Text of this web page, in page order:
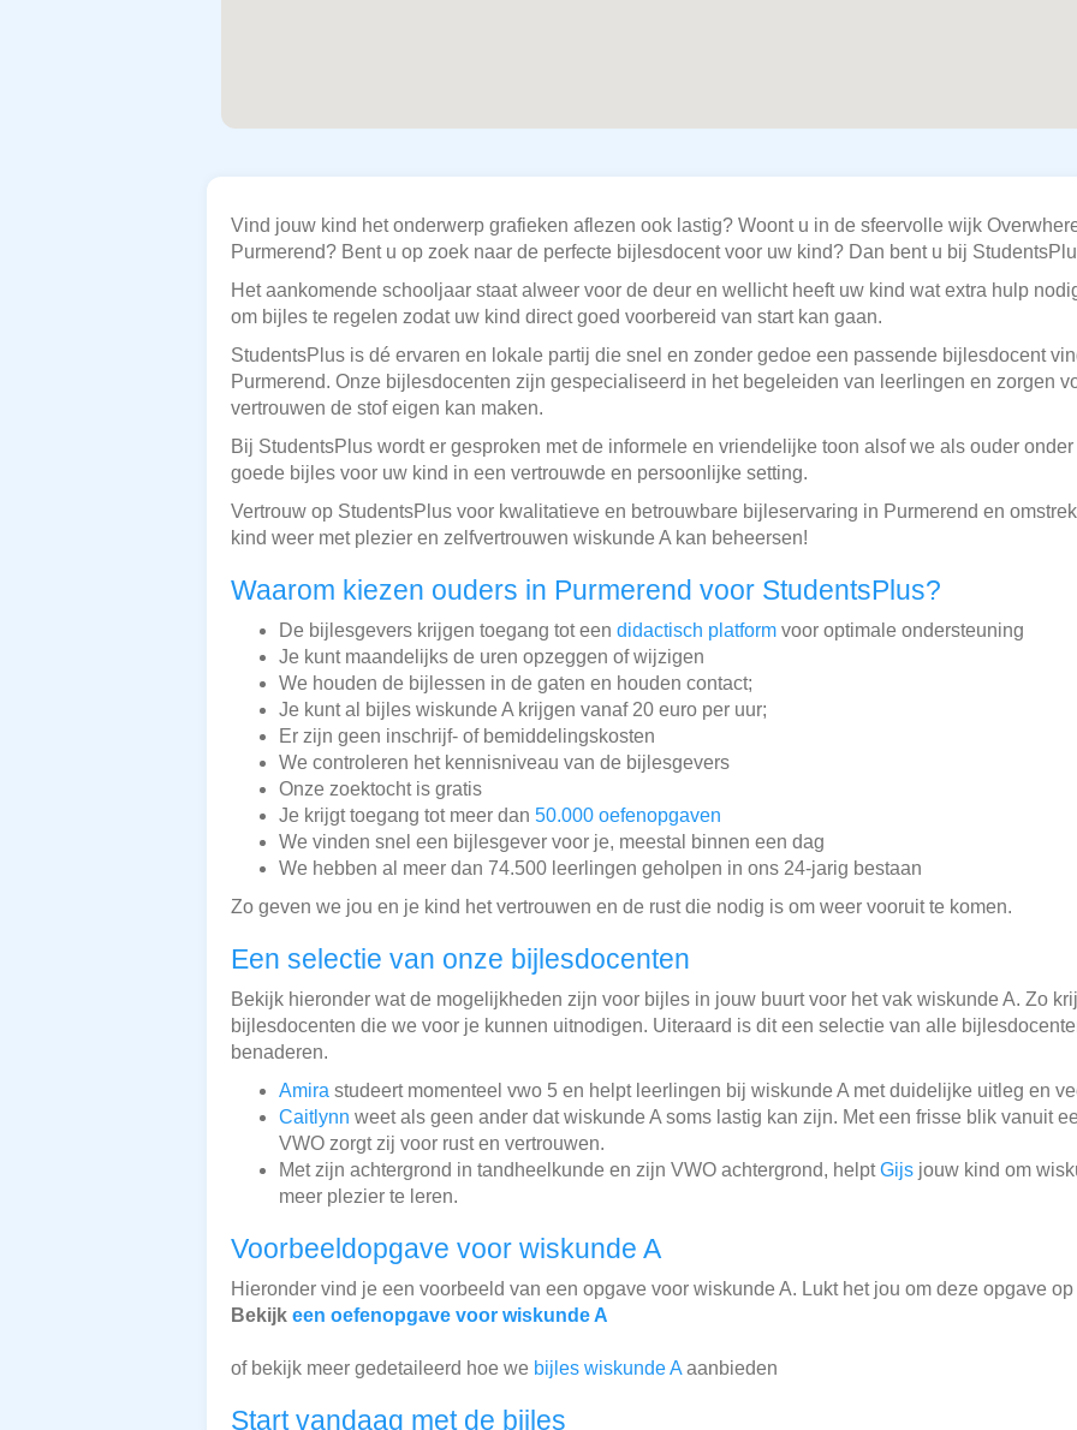
Vind jouw kind het onderwerp grafieken aflezen ook lastig? Woont u in de sfeervolle wijk
Purmerend? Bent u op zoek naar de perfecte bijlesdocent voor uw kind? Dan bent u bij
Het aankomende schooljaar staat alweer voor de deur en wellicht heeft uw kind wat extra hulp
om bijles te regelen zodat uw kind direct goed voorbereid van start kan gaan.
StudentsPlus is dé ervaren en lokale partij die snel en zonder gedoe een passende bijlesdocent
Purmerend. Onze bijlesdocenten zijn gespecialiseerd in het begeleiden van leerlingen en zorgen
vertrouwen de stof eigen kan maken.
Bij StudentsPlus wordt er gesproken met de informele en vriendelijke toon alsof we als ouder
goede bijles voor uw kind in een vertrouwde en persoonlijke setting.
Vertrouw op StudentsPlus voor kwalitatieve en betrouwbare bijleservaring in Purmerend en
kind weer met plezier en zelfvertrouwen wiskunde A kan beheersen!
Waarom kiezen ouders in Purmerend voor StudentsPlus?
De bijlesgevers krijgen toegang tot een didactisch platform voor optimale ondersteuning
Je kunt maandelijks de uren opzeggen of wijzigen
We houden de bijlessen in de gaten en houden contact;
Je kunt al bijles wiskunde A krijgen vanaf 20 euro per uur;
Er zijn geen inschrijf- of bemiddelingskosten
We controleren het kennisniveau van de bijlesgevers
Onze zoektocht is gratis
Je krijgt toegang tot meer dan 50.000 oefenopgaven
We vinden snel een bijlesgever voor je, meestal binnen een dag
We hebben al meer dan 74.500 leerlingen geholpen in ons 24-jarig bestaan
Zo geven we jou en je kind het vertrouwen en de rust die nodig is om weer vooruit te komen.
Een selectie van onze bijlesdocenten
Bekijk hieronder wat de mogelijkheden zijn voor bijles in jouw buurt voor het vak wiskunde A. Zo
bijlesdocenten die we voor je kunnen uitnodigen. Uiteraard is dit een selectie van alle
benaderen.
Amira studeert momenteel vwo 5 en helpt leerlingen bij wiskunde A met duidelijke uitleg en
Caitlynn weet als geen ander dat wiskunde A soms lastig kan zijn. Met een frisse blik vanuit
VWO zorgt zij voor rust en vertrouwen.
Met zijn achtergrond in tandheelkunde en zijn VWO achtergrond, helptGijs jouw kind om
meer plezier te leren.
Voorbeeldopgave voor wiskunde A
Hieronder vind je een voorbeeld van een opgave voor wiskunde A. Lukt het jou om deze opgave
Bekijk een oefenopgave voor wiskunde A
of bekijk meer gedetaileerd hoe we bijles wiskunde A aanbieden
Start vandaag met de bijles